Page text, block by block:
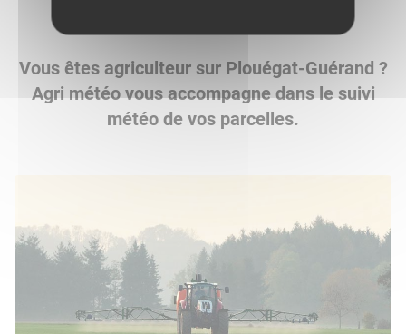
Vous êtes agriculteur sur Plouégat-Guérand ?
Agri météo vous accompagne dans le suivi
météo de vos parcelles.